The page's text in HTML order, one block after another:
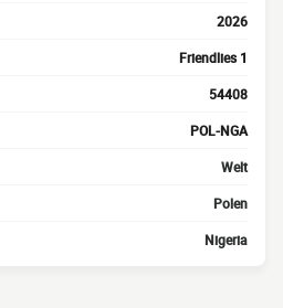
2026
Friendlies 1
54408
POL-NGA
Welt
Polen
Nigeria